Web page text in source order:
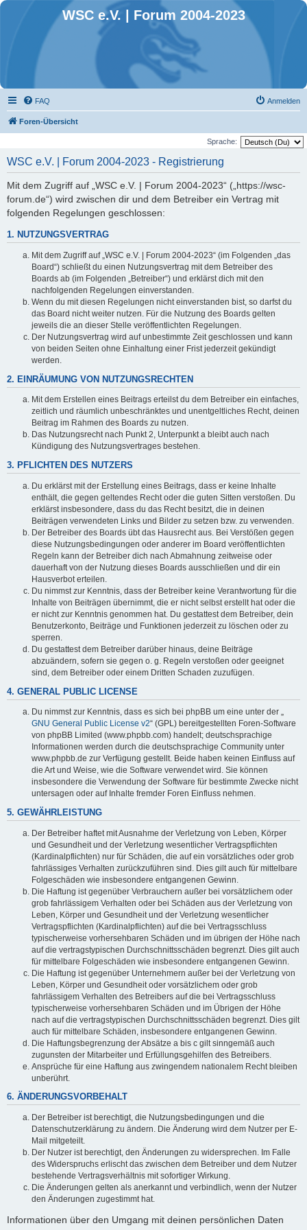
WSC e.V. | Forum 2004-2023
FAQ Anmelden
Foren-Übersicht
Sprache:
WSC e.V. | Forum 2004-2023 - Registrierung
Mit dem Zugriff auf „WSC e.V. | Forum 2004-2023“ („https://wsc-
forum.de“) wird zwischen dir und dem Betreiber ein Vertrag mit
folgenden Regelungen geschlossen:
1. NUTZUNGSVERTRAG
Mit dem Zugriff auf „WSC e.V. | Forum 2004-2023“ (im Folgenden „das
Board“) schließt du einen Nutzungsvertrag mit dem Betreiber des
Boards ab (im Folgenden „Betreiber“) und erklärst dich mit den
nachfolgenden Regelungen einverstanden.
Wenn du mit diesen Regelungen nicht einverstanden bist, so darfst du
das Board nicht weiter nutzen. Für die Nutzung des Boards gelten
jeweils die an dieser Stelle veröffentlichten Regelungen.
Der Nutzungsvertrag wird auf unbestimmte Zeit geschlossen und kann
von beiden Seiten ohne Einhaltung einer Frist jederzeit gekündigt
werden.
2. EINRÄUMUNG VON NUTZUNGSRECHTEN
Mit dem Erstellen eines Beitrags erteilst du dem Betreiber ein einfaches,
zeitlich und räumlich unbeschränktes und unentgeltliches Recht, deinen
Beitrag im Rahmen des Boards zu nutzen.
Das Nutzungsrecht nach Punkt 2, Unterpunkt a bleibt auch nach
Kündigung des Nutzungsvertrages bestehen.
3. PFLICHTEN DES NUTZERS
Du erklärst mit der Erstellung eines Beitrags, dass er keine Inhalte
enthält, die gegen geltendes Recht oder die guten Sitten verstoßen. Du
erklärst insbesondere, dass du das Recht besitzt, die in deinen
Beiträgen verwendeten Links und Bilder zu setzen bzw. zu verwenden.
Der Betreiber des Boards übt das Hausrecht aus. Bei Verstößen gegen
diese Nutzungsbedingungen oder anderer im Board veröffentlichten
Regeln kann der Betreiber dich nach Abmahnung zeitweise oder
dauerhaft von der Nutzung dieses Boards ausschließen und dir ein
Hausverbot erteilen.
Du nimmst zur Kenntnis, dass der Betreiber keine Verantwortung für die
Inhalte von Beiträgen übernimmt, die er nicht selbst erstellt hat oder die
er nicht zur Kenntnis genommen hat. Du gestattest dem Betreiber, dein
Benutzerkonto, Beiträge und Funktionen jederzeit zu löschen oder zu
sperren.
Du gestattest dem Betreiber darüber hinaus, deine Beiträge
abzuändern, sofern sie gegen o. g. Regeln verstoßen oder geeignet
sind, dem Betreiber oder einem Dritten Schaden zuzufügen.
4. GENERAL PUBLIC LICENSE
Du nimmst zur Kenntnis, dass es sich bei phpBB um eine unter der „
GNU General Public License v2“ (GPL) bereitgestellten Foren-Software
von phpBB Limited (www.phpbb.com) handelt; deutschsprachige
Informationen werden durch die deutschsprachige Community unter
www.phpbb.de zur Verfügung gestellt. Beide haben keinen Einfluss auf
die Art und Weise, wie die Software verwendet wird. Sie können
insbesondere die Verwendung der Software für bestimmte Zwecke nicht
untersagen oder auf Inhalte fremder Foren Einfluss nehmen.
5. GEWÄHRLEISTUNG
Der Betreiber haftet mit Ausnahme der Verletzung von Leben, Körper
und Gesundheit und der Verletzung wesentlicher Vertragspflichten
(Kardinalpflichten) nur für Schäden, die auf ein vorsätzliches oder grob
fahrlässiges Verhalten zurückzuführen sind. Dies gilt auch für mittelbare
Folgeschäden wie insbesondere entgangenen Gewinn.
Die Haftung ist gegenüber Verbrauchern außer bei vorsätzlichem oder
grob fahrlässigem Verhalten oder bei Schäden aus der Verletzung von
Leben, Körper und Gesundheit und der Verletzung wesentlicher
Vertragspflichten (Kardinalpflichten) auf die bei Vertragsschluss
typischerweise vorhersehbaren Schäden und im übrigen der Höhe nach
auf die vertragstypischen Durchschnittsschäden begrenzt. Dies gilt auch
für mittelbare Folgeschäden wie insbesondere entgangenen Gewinn.
Die Haftung ist gegenüber Unternehmern außer bei der Verletzung von
Leben, Körper und Gesundheit oder vorsätzlichem oder grob
fahrlässigem Verhalten des Betreibers auf die bei Vertragsschluss
typischerweise vorhersehbaren Schäden und im Übrigen der Höhe
nach auf die vertragstypischen Durchschnittsschäden begrenzt. Dies gilt
auch für mittelbare Schäden, insbesondere entgangenen Gewinn.
Die Haftungsbegrenzung der Absätze a bis c gilt sinngemäß auch
zugunsten der Mitarbeiter und Erfüllungsgehilfen des Betreibers.
Ansprüche für eine Haftung aus zwingendem nationalem Recht bleiben
unberührt.
6. ÄNDERUNGSVORBEHALT
Der Betreiber ist berechtigt, die Nutzungsbedingungen und die
Datenschutzerklärung zu ändern. Die Änderung wird dem Nutzer per E-
Mail mitgeteilt.
Der Nutzer ist berechtigt, den Änderungen zu widersprechen. Im Falle
des Widerspruchs erlischt das zwischen dem Betreiber und dem Nutzer
bestehende Vertragsverhältnis mit sofortiger Wirkung.
Die Änderungen gelten als anerkannt und verbindlich, wenn der Nutzer
den Änderungen zugestimmt hat.
Informationen über den Umgang mit deinen persönlichen Daten